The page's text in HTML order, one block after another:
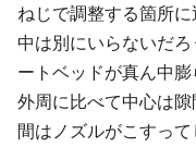
ねじで調整する箇所
中は別にいらないだ
ートベッドが真ん中膨
外周に比べて中心は
間はノズルがこすっ